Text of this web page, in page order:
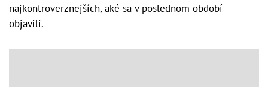
najkontroverznejších, aké sa v poslednom období
objavili.